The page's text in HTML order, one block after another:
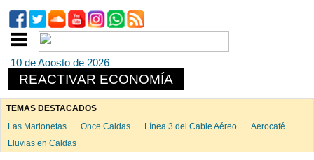
10 de Agosto de 2026
REACTIVAR ECONOMÍA
TEMAS DESTACADOS
Las Marionetas
Once Caldas Línea 3 del Cable Aéreo
Aerocafé
Lluvias en Caldas